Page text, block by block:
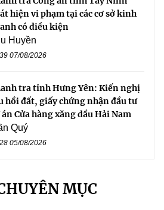
hiện vi phạm tại các cơ sở kinh
có điều kiện
Huyền
07/08/2026
tra tỉnh Hưng Yên: Kiến nghị
hồi đất, giấy chứng nhận đầu tư
Cửa hàng xăng dầu Hải Nam
Quý
05/08/2026
MỤC